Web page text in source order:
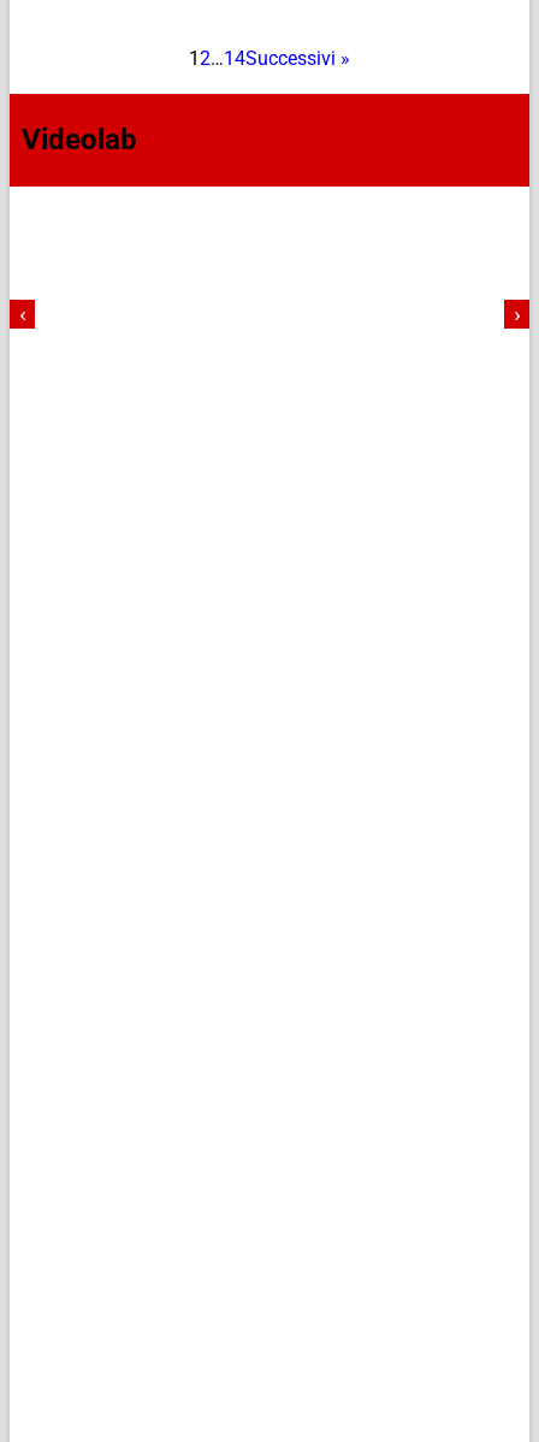
12…14Successivi »
Videolab
‹ ›